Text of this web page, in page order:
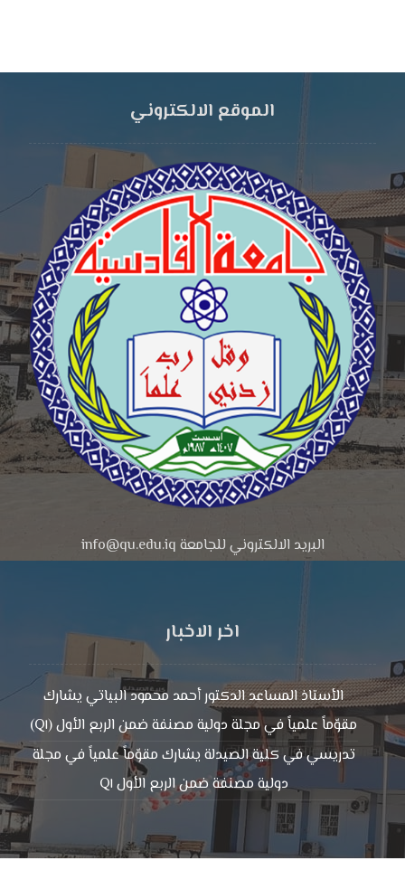
الموقع الالكتروني
البريد الالكتروني للجامعة info@qu.edu.iq
اخر الاخبار
الأستاذ المساعد الدكتور أحمد محمود البياتي يشارك
مقوّماً علمياً في مجلة دولية مصنفة ضمن الربع الأول (Q١)
تدريسي في كلية الصيدلة يشارك مقوّماً علمياً في مجلة
دولية مصنفة ضمن الربع الأول Q١